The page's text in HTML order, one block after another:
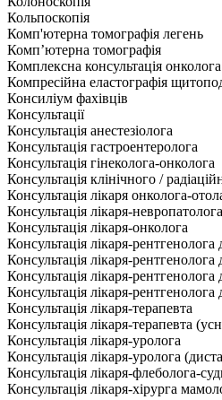
Кольпоскопія
Комп'ютерна томографія легень
Комп’ютерна томографія
Комплексна консультація онколога
Компресійна еластографія
Консиліум фахівців
Консультації
Консультація анестезіолога
Консультація гастроентеролога
Консультація гінеколога-онколога
Консультація клінічного /
Консультація лікаря онколога-
Консультація лікаря-невропатолога
Консультація лікаря-онколога
Консультація лікаря-
Консультація лікаря-
Консультація лікаря-
Консультація лікаря-
Консультація лікаря-терапевта
Консультація лікаря-терапевта
Консультація лікаря-уролога
Консультація лікаря-уролога
Консультація лікаря-флеболога-
Консультація лікаря-хірурга